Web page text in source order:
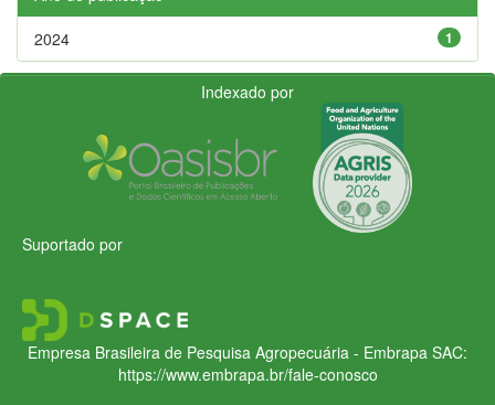
1
2024
Indexado por
Suportado por
Empresa Brasileira de Pesquisa Agropecuária - Embrapa SAC:
https://www.embrapa.br/fale-conosco